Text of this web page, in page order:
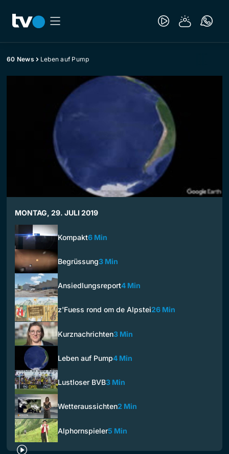
60 News Leben auf Pump
MONTAG, 29. JULI 2019
Kompakt6 Min
Begrüssung3 Min
Ansiedlungsreport4 Min
z'Fuess rond om de Alpstei26 Min
Kurznachrichten3 Min
Leben auf Pump4 Min
Lustloser BVB3 Min
Wetteraussichten2 Min
Alphornspieler5 Min